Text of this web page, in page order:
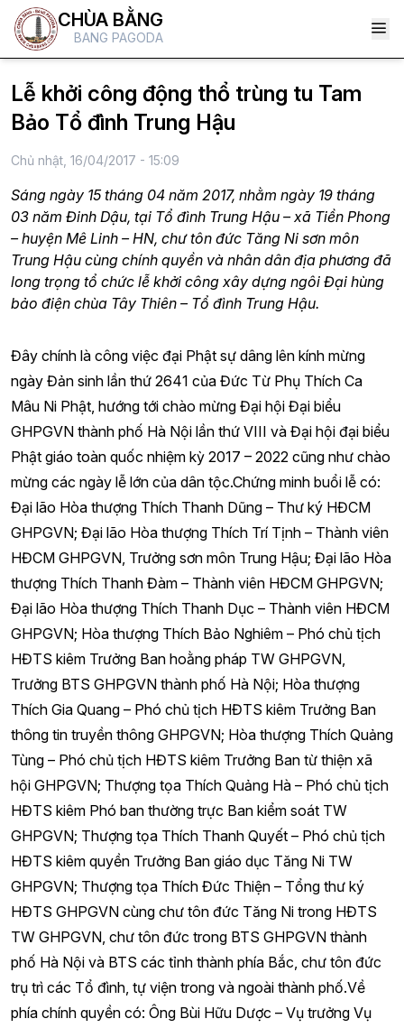
CHÙA BẰNG
BANG PAGODA
Lễ khởi công động thổ trùng tu Tam
Bảo Tổ đình Trung Hậu
Chủ nhật, 16/04/2017 - 15:09
Sáng ngày 15 tháng 04 năm 2017, nhằm ngày 19 tháng
03 năm Đinh Dậu, tại Tổ đình Trung Hậu – xã Tiền Phong
– huyện Mê Linh – HN, chư tôn đức Tăng Ni sơn môn
Trung Hậu cùng chính quyền và nhân dân địa phương đã
long trọng tổ chức lễ khởi công xây dựng ngôi Đại hùng
bảo điện chùa Tây Thiên – Tổ đình Trung Hậu.
Đây chính là công việc đại Phật sự dâng lên kính mừng
ngày Đản sinh lần thứ 2641 của Đức Từ Phụ Thích Ca
Mâu Ni Phật, hướng tới chào mừng Đại hội Đại biểu
GHPGVN thành phố Hà Nội lần thứ VIII và Đại hội đại biểu
Phật giáo toàn quốc nhiệm kỳ 2017 – 2022 cũng như chào
mừng các ngày lễ lớn của dân tộc.Chứng minh buổi lễ có:
Đại lão Hòa thượng Thích Thanh Dũng – Thư ký HĐCM
GHPGVN; Đại lão Hòa thượng Thích Trí Tịnh – Thành viên
HĐCM GHPGVN, Trưởng sơn môn Trung Hậu; Đại lão Hòa
thượng Thích Thanh Đàm – Thành viên HĐCM GHPGVN;
Đại lão Hòa thượng Thích Thanh Dục – Thành viên HĐCM
GHPGVN; Hòa thượng Thích Bảo Nghiêm – Phó chủ tịch
HĐTS kiêm Trưởng Ban hoằng pháp TW GHPGVN,
Trưởng BTS GHPGVN thành phố Hà Nội; Hòa thượng
Thích Gia Quang – Phó chủ tịch HĐTS kiêm Trưởng Ban
thông tin truyền thông GHPGVN; Hòa thượng Thích Quảng
Tùng – Phó chủ tịch HĐTS kiêm Trưởng Ban từ thiện xã
hội GHPGVN; Thượng tọa Thích Quảng Hà – Phó chủ tịch
HĐTS kiêm Phó ban thường trực Ban kiểm soát TW
GHPGVN; Thượng tọa Thích Thanh Quyết – Phó chủ tịch
HĐTS kiêm quyền Trưởng Ban giáo dục Tăng Ni TW
GHPGVN; Thượng tọa Thích Đức Thiện – Tổng thư ký
HĐTS GHPGVN cùng chư tôn đức Tăng Ni trong HĐTS
TW GHPGVN, chư tôn đức trong BTS GHPGVN thành
phố Hà Nội và BTS các tỉnh thành phía Bắc, chư tôn đức
trụ trì các Tổ đình, tự viện trong và ngoài thành phố.Về
phía chính quyền có: Ông Bùi Hữu Dược – Vụ trưởng Vụ